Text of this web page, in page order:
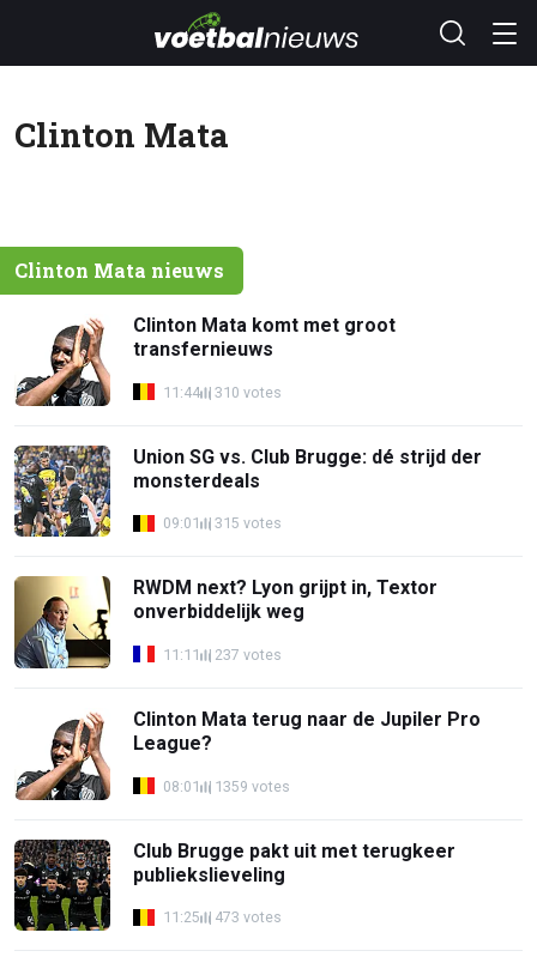
Clinton Mata
Clinton Mata nieuws
Clinton Mata komt met groot
transfernieuws
11:44 310 votes
Union SG vs. Club Brugge: dé strijd der
monsterdeals
09:01 315 votes
RWDM next? Lyon grijpt in, Textor
onverbiddelijk weg
11:11 237 votes
Clinton Mata terug naar de Jupiler Pro
League?
08:01 1359 votes
Club Brugge pakt uit met terugkeer
publiekslieveling
11:25 473 votes